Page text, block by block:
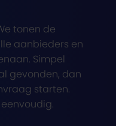
tonen de
aanbieders en
Simpel
gevonden, dan
starten.